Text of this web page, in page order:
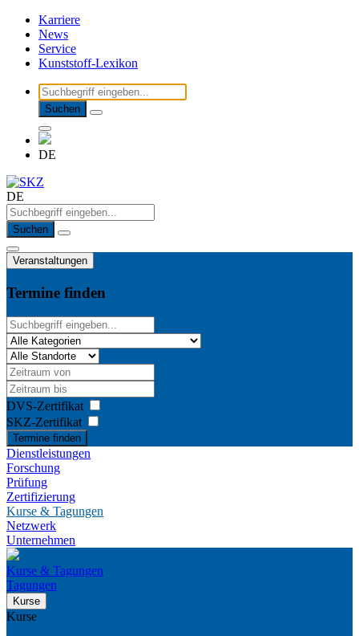
Karriere
News
Service
Kunststoff-Lexikon
Suchen
DE
DE
Suchen
Veranstaltungen
Termine finden
DVS-Zertifikat
SKZ-Zertifikat
Termine finden
Dienstleistungen
Forschung
Prüfung
Zertifizierung
Kurse & Tagungen
Netzwerk
Unternehmen
Kurse & Tagungen
Tagungen
Kurse
Kurse